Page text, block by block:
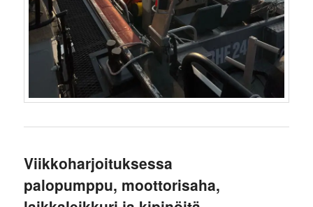
Viikkoharjoituksessa
palopumppu, moottorisaha,